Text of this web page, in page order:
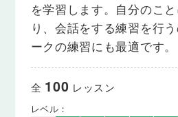
を学習します。自分のこ
り、会話をする練習を行
ークの練習にも最適です。
全 100 レッスン
レベル：